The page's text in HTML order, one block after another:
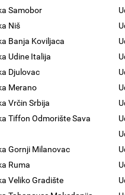
Samobor
Niš
Banja Koviljaca
Udine Italija
Djulovac
Merano
Vrčin Srbija
Tiffon Odmorište Sava
Gornji Milanovac
Ruma
Veliko Gradište